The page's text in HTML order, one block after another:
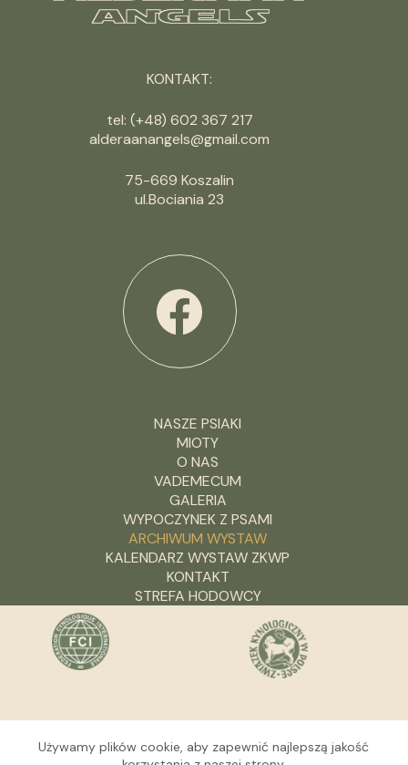
Używamy plików cookie, aby zapewnić najlepszą jakość
KONTAKT:
tel: (+48) 602 367 217
alderaanangels@gmail.com
75-669 Koszalin
ul.Bociania 23
NASZE PSIAKI
MIOTY
O NAS
VADEMECUM
GALERIA
WYPOCZYNEK Z PSAMI
ARCHIWUM WYSTAW
KALENDARZ WYSTAW ZKWP
KONTAKT
STREFA HODOWCY